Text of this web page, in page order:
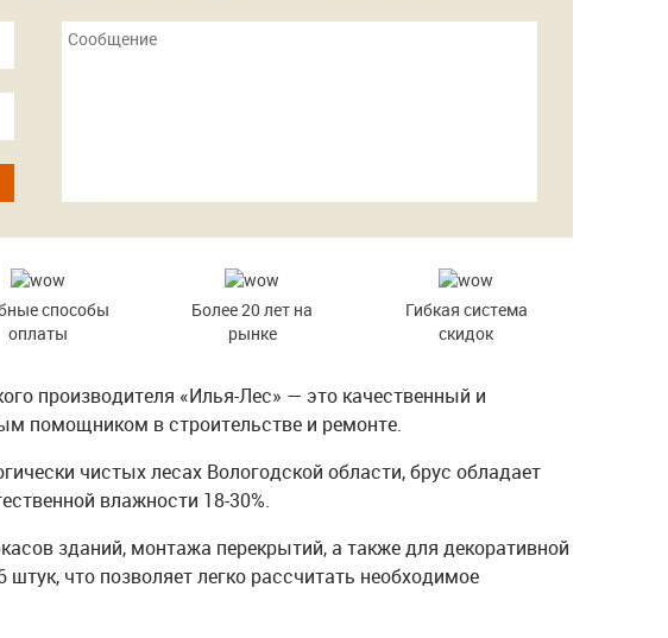
способы
оплаты
Более 20 лет на
рынке
Гибкая система
скидок
производителя «Илья-Лес» — это качественный и
помощником в строительстве и ремонте.
чистых лесах Вологодской области, брус обладает
влажности 18-30%.
зданий, монтажа перекрытий, а также для декоративной
что позволяет легко рассчитать необходимое